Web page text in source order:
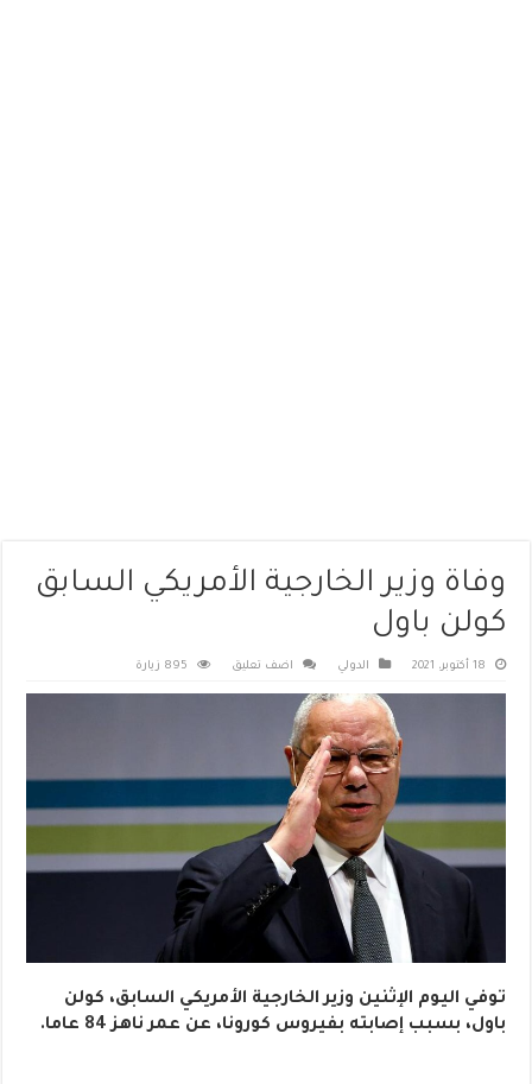
وفاة وزير الخارجية الأمريكي السابق
كولن باول
18 أكتوبر، 2021 الدولي اضف تعليق 895 زيارة
توفي اليوم الإثنين وزير الخارجية الأمريكي السابق، كولن
باول، بسبب إصابته بفيروس كورونا، عن عمر ناهز 84 عاما.